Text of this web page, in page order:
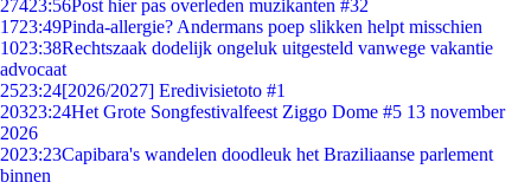
27423:56Post hier pas overleden muzikanten #32
1723:49Pinda-allergie? Andermans poep slikken helpt misschien
1023:38Rechtszaak dodelijk ongeluk uitgesteld vanwege vakantie
advocaat
2523:24[2026/2027] Eredivisietoto #1
20323:24Het Grote Songfestivalfeest Ziggo Dome #5 13 november
2026
2023:23Capibara's wandelen doodleuk het Braziliaanse parlement
binnen